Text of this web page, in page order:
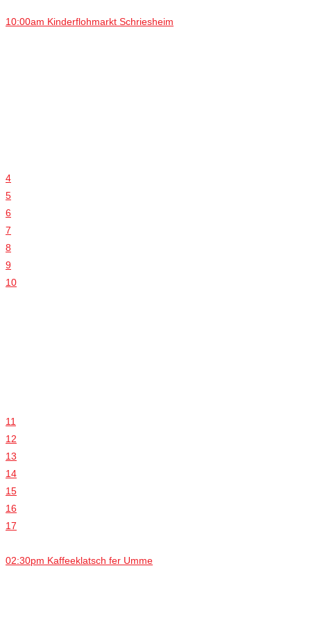
10:00am Kinderflohmarkt Schriesheim
4
5
6
7
8
9
10
11
12
13
14
15
16
17
02:30pm Kaffeeklatsch fer Umme